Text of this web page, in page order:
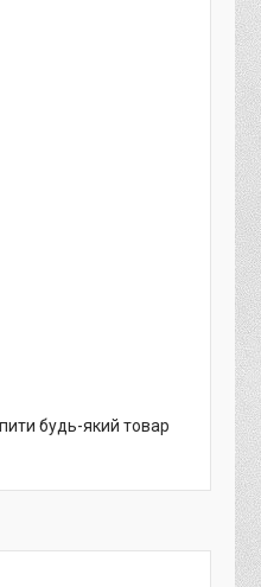
будь-який товар